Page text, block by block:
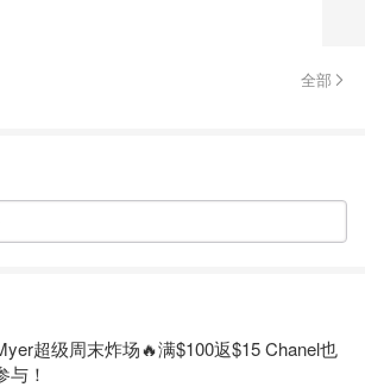
全部
超级周末炸场🔥满$100返$15 Chanel也
与！